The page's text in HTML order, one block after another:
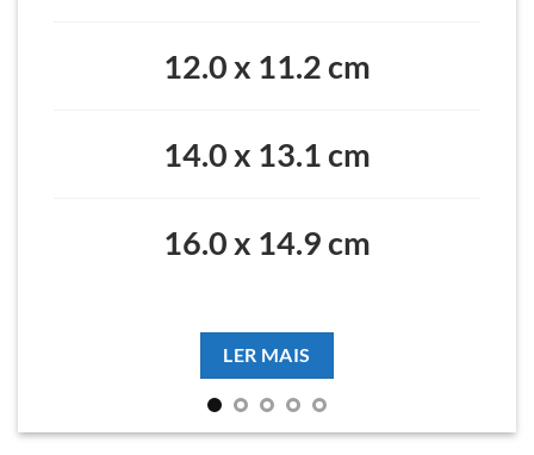
12.0 x 11.2 cm
14.0 x 13.1 cm
16.0 x 14.9 cm
LER MAIS